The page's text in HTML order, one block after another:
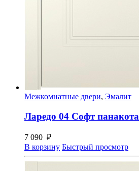
Межкомнатные двери, Эмалит
Ларедо 04 Софт панакота
7 090 ₽
В корзину Быстрый просмотр